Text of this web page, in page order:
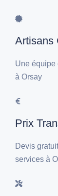
Artisans
Une équipe
à Orsay
Prix
Devis
services à